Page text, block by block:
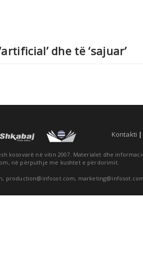
dhe të ‘sajuar’
Kontakti
kosovarë në vitin 2007. Materialet dhe
në përputhje me kushtet e përdorimit.
, production@infosot.com,